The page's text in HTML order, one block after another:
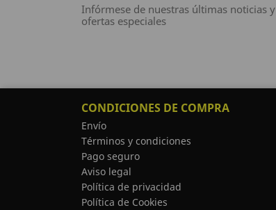
Infórmese de nuestras últimas noticias y
ofertas especiales
CONDICIONES DE COMPRA
Envío
Términos y condiciones
Pago seguro
Aviso legal
Política de privacidad
Política de Cookies